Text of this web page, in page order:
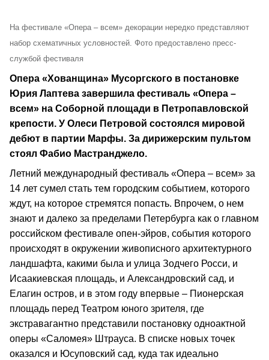
На фестивале «Опера – всем» декорации нередко представляют
набор схематичных условностей. Фото предоставлено пресс-
службой фестиваля
Опера «Хованщина» Мусоргского в постановке
Юрия Лаптева завершила фестиваль «Опера –
всем» на Соборной площади в Петропавловской
крепости. У Олеси Петровой состоялся мировой
дебют в партии Марфы. За дирижерским пультом
стоял Фабио Мастранджело.
Летний международный фестиваль «Опера – всем» за
14 лет сумел стать тем городским событием, которого
ждут, на которое стремятся попасть. Впрочем, о нем
знают и далеко за пределами Петербурга как о главном
российском фестивале опен-эйров, события которого
происходят в окружении живописного архитектурного
ландшафта, какими была и улица Зодчего Росси, и
Исаакиевская площадь, и Александровский сад, и
Елагин остров, и в этом году впервые – Пионерская
площадь перед Театром юного зрителя, где
экстравагантно представили постановку одноактной
оперы «Саломея» Штрауса. В списке новых точек
оказался и Юсуповский сад, куда так идеально